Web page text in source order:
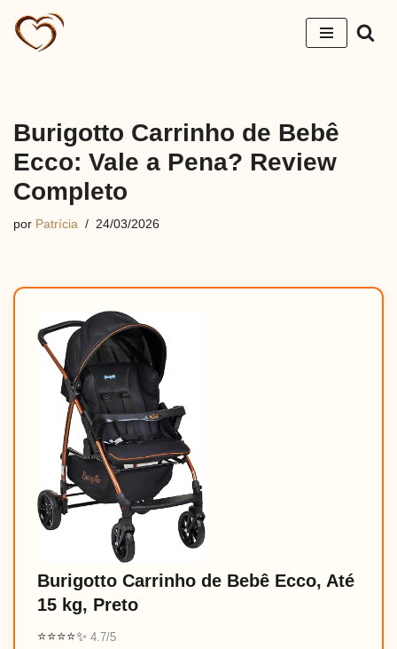
Pular
Burigotto Carrinho de Bebê
Ecco: Vale a Pena? Review
Completo
por Patrícia 24/03/2026
Burigotto Carrinho de Bebê Ecco, Até
15 kg, Preto
⭐⭐⭐⭐✨ 4.7/5